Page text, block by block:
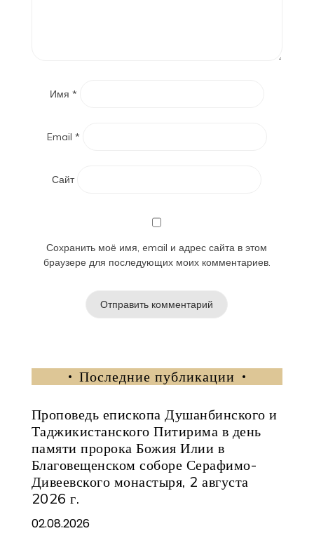
Имя *
Email *
Сайт
Сохранить моё имя, email и адрес сайта в этом
браузере для последующих моих комментариев.
Последние публикации
Проповедь епископа Душанбинского и
Таджикистанского Питирима в день
памяти пророка Божия Илии в
Благовещенском соборе Серафимо-
Дивеевского монастыря, 2 августа
2026 г.
02.08.2026